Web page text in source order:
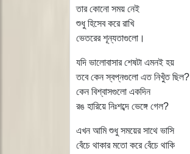
তার কোনো সময় নেই
শুধু হিসেব করে রাখি
ভেতরের শূন্যতাগুলো।
যদি ভালোবাসার শেষটা এমনই হয়
তবে কেন স্বপ্নগুলো এত নিখুঁত ছিল?
কেন বিশ্বাসগুলো একদিন
রঙ হারিয়ে নিঃশব্দে ভেঙ্গে গেল?
এখন আমি শুধু সময়ের সাথে ভাসি
বেঁচে থাকার মতো করে বেঁচে থাকি